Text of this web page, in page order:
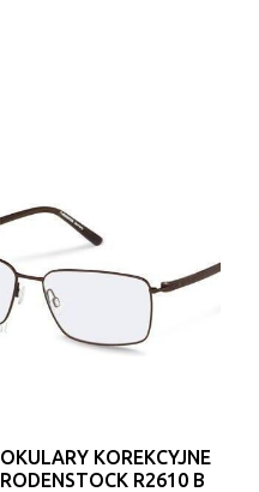
OKULARY KOREKCYJNE
RODENSTOCK R2610 B